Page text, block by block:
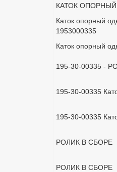
КАТОК ОПОРНЫЙ
Каток опорный
1953000335
Каток опорный
195-30-00335 -
195-30-00335
195-30-00335
РОЛИК В СБОРЕ
РОЛИК В СБОРЕ